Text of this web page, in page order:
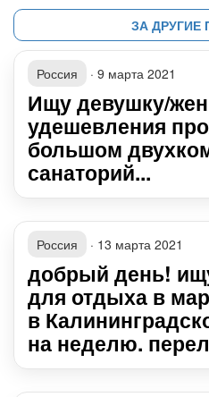
ЗА ДРУГИЕ
Россия · 9 марта 2021
Ищу девушку/
удешевления
большом
санаторий...
Россия · 13 марта 2021
добрый день!
для отдыха в
в
на неделю.